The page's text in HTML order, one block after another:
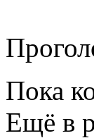
Пока
Ещё в